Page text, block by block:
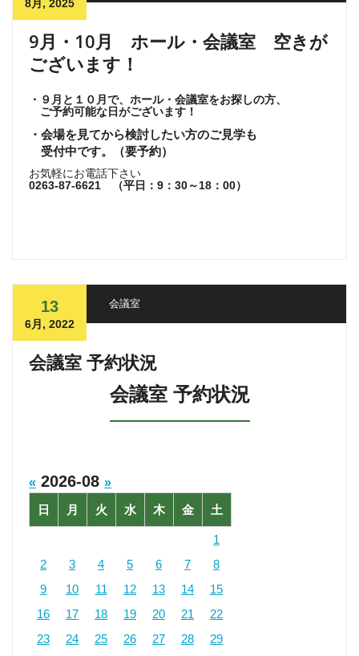
8月, 2025
9月・10月 ホール・会議室 空きが
ございます！
・９月と１０月で、ホール・会議室をお探しの方、
ご予約可能な日がございます！
・会場を見てから検討したい方のご見学も
受付中です。（要予約）
お気軽にお電話下さい
0263-87-6621 （平日：9：30～18：00）
13
6月, 2022
会議室
会議室 予約状況
会議室 予約状況
« 2026-08 »
日
月 火 水 木 金 土
1
2
3 4 5 6 7
8
9
10 11 12 13 14
15
16
17 18 19 20 21
22
23
24 25 26 27 28
29